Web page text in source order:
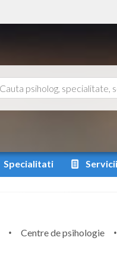
Specialitati Servicii
Centre de psihologie